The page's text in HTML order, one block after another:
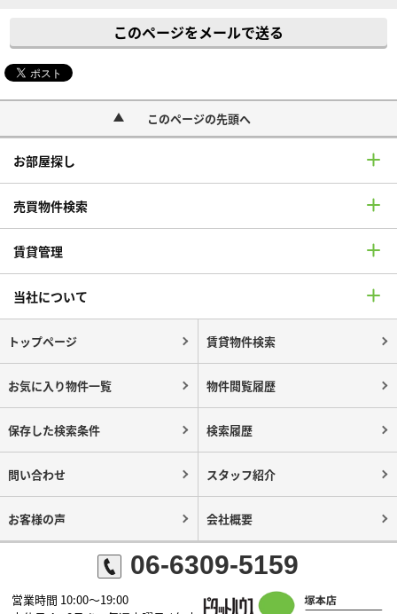
このページをメールで送る
このページの先頭へ
お部屋探し
売買物件検索
賃貸管理
当社について
トップページ 賃貸物件検索
お気に入り物件一覧 物件閲覧履歴
保存した検索条件 検索履歴
問い合わせ スタッフ紹介
お客様の声 会社概要
06-6309-5159
営業時間 10:00～19:00